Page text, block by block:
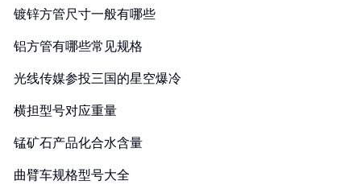
镀锌方管尺寸一般有哪些
铝方管有哪些常见规格
光线传媒参投三国的星空爆冷
横担型号对应重量
锰矿石产品化合水含量
曲臂车规格型号大全